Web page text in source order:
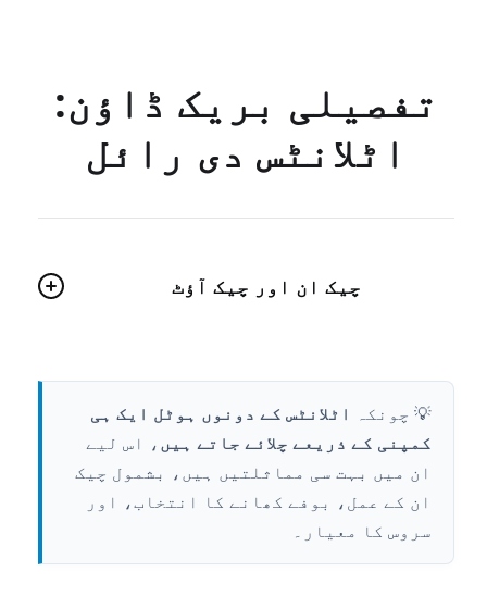
تفصیلی بریک ڈاؤن:
اٹلانٹس دی رائل
چیک ان اور چیک آؤٹ
💡 چونکہ اٹلانٹس کے دونوں ہوٹل ایک ہی
کمپنی کے ذریعے چلائے جاتے ہیں، اس لیے
ان میں بہت سی مماثلتیں ہیں، بشمول چیک
ان کے عمل، بوفے کھانے کا انتخاب، اور
سروس کا معیار۔